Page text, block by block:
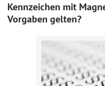
Kennzeichen mit
Vorgaben gelten?